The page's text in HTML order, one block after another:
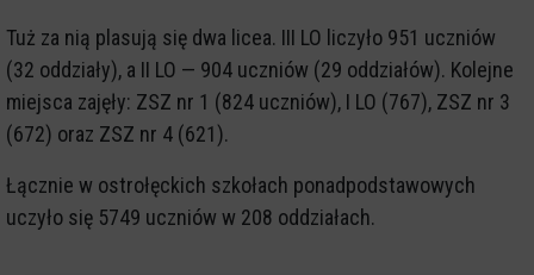
Tuż za nią plasują się dwa licea. III LO liczyło 951 uczniów
(32 oddziały), a II LO — 904 uczniów (29 oddziałów). Kolejne
miejsca zajęły: ZSZ nr 1 (824 uczniów), I LO (767), ZSZ nr 3
(672) oraz ZSZ nr 4 (621).
Łącznie w ostrołęckich szkołach ponadpodstawowych
uczyło się 5749 uczniów w 208 oddziałach.